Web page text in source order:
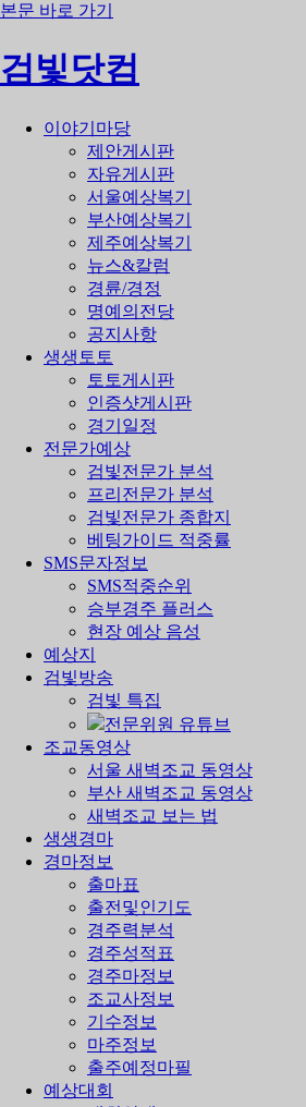
본문 바로 가기
검빛닷컴
이야기마당
제안게시판
자유게시판
서울예상복기
부산예상복기
제주예상복기
뉴스&칼럼
경륜/경정
명예의전당
공지사항
생생토토
토토게시판
인증샷게시판
경기일정
전문가예상
검빛전문가 분석
프리전문가 분석
검빛전문가 종합지
베팅가이드 적중률
SMS문자정보
SMS적중순위
승부경주 플러스
현장 예상 음성
예상지
검빛방송
검빛 특집
전문위원 유튜브
조교동영상
서울 새벽조교 동영상
부산 새벽조교 동영상
새벽조교 보는 법
생생경마
경마정보
출마표
출전및인기도
경주력분석
경주성적표
경주마정보
조교사정보
기수정보
마주정보
출주예정마필
예상대회